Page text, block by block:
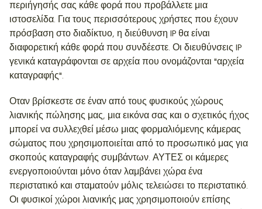
περιήγησής σας κάθε φορά που προβάλλετε μια
ιστοσελίδα. Για τους περισσότερους χρήστες που έχουν
πρόσβαση στο διαδίκτυο, η διεύθυνση IP θα είναι
διαφορετική κάθε φορά που συνδέεστε. Οι διευθύνσεις IP
γενικά καταγράφονται σε αρχεία που ονομάζονται "αρχεία
καταγραφής".
Οταν βρίσκεστε σε έναν από τους φυσικούς χώρους
λιανικής πώλησης μας, μια εικόνα σας και ο σχετικός ήχος
μπορεί να συλλεχθεί μέσω μιας φορμαλιόμενης κάμερας
σώματος που χρησιμοποιείται από το προσωπικό μας για
σκοπούς καταγραφής συμβάντων. ΑΥΤΕΣ οι κάμερες
ενεργοποιούνται μόνο όταν λαμβάνει χώρα ένα
περιστατικό και σταματούν μόλις τελειώσει το περιστατικό.
Οι φυσικοί χώροι λιανικής μας χρησιμοποιούν επίσης